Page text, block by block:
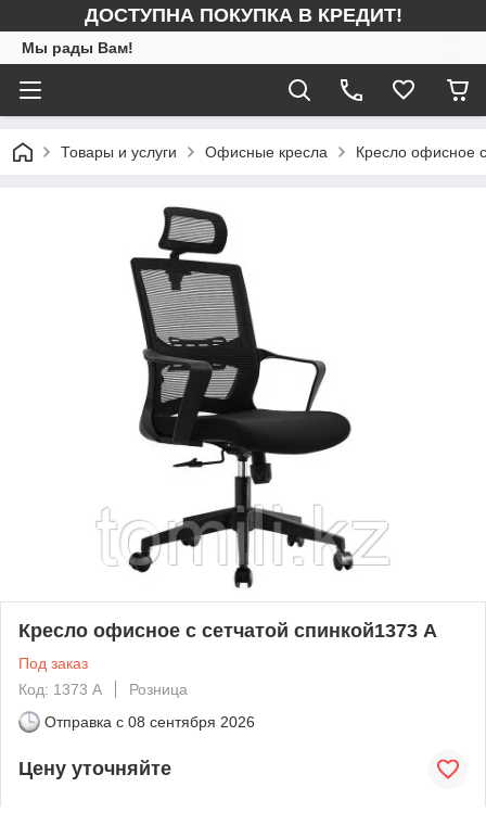
ДОСТУПНА ПОКУПКА В КРЕДИТ!
Мы рады Вам!
Товары и услуги Офисные кресла Кресло офисное
Кресло офисное с сетчатой спинкой1373 А
Под заказ
Код: 1373 А
Розница
Отправка с 08 сентября 2026
Цену уточняйте